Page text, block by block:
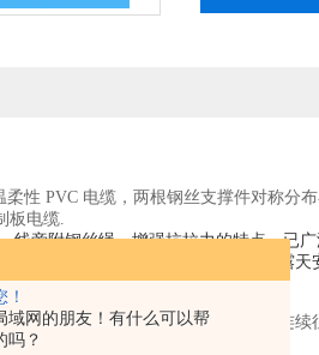
！
域网的朋友！有什么可以帮
吗？
性 PVC 电缆，两根钢丝支撑件对称分
板电缆.
线旁附钢丝绳，增强抗拉力的特点，已
也可安装在干燥，潮湿的室内，及露天
裂性能异良好的耐油性、耐候性，可连续